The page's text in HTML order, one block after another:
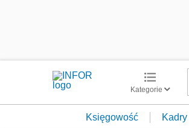
Kategorie
Księgowość Kadry